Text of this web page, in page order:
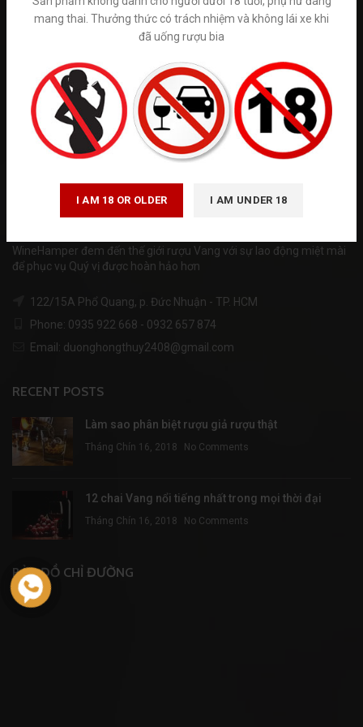
mang thai. Thưởng thức có trách nhiệm và không lái xe khi
đã uống rượu bia
I AM 18 OR OLDER I AM UNDER 18
Tuân thủ Nghị định số 185/2013/NĐ-CP của Chính phủ và luật
Winehamper là trang thông tin chia sẻ kiến thức về rượu ngoại hoạt
động phi lơi nhuận. Chúng tôi không kinh doanh trực tiếp bán trên
internet. Vui lòng đến trực tiếp đến các cửa hàng và hệ thống siêu
thị rượu ngoại hoặc gọi tới số hotline để được tư vấn. ( giá trên
website chỉ mang tính chất tham khảo)
WineHamper đem đến thế giới rượu Vang với sự lao động miệt mài
để phục vụ Quý vị được hoàn hảo hơn
122/15A Phổ Quang, p. Đức Nhuận - TP. HCM
Phone: 0935 922 668 - 0932 657 874
Email: duonghongthuy2408@gmail.com
RECENT POSTS
Làm sao phân biệt rượu giả rượu thật
Tháng Chín 16, 2018 No Comments
12 chai Vang nổi tiếng nhất trong mọi thời đại
Tháng Chín 16, 2018 No Comments
BẢN ĐỒ CHỈ ĐƯỜNG